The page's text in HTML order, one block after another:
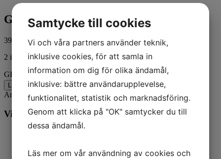
GROMMET @2
39,00 kr ink. moms
2 i lager
GROMMET @2 mängd
Lägg till i varukorg
Artikelnr:64872 Kategorier:Båt,Mercury
Vill du veta mer? Ring oss:
Samtycke till cookies
Vi och våra partners använder teknik,
inklusive cookies, för att samla in
information om dig för olika ändamål,
inklusive: bättre användarupplevelse,
funktionalitet, statistik och marknadsföring.
Genom att klicka på "OK" samtycker du till
dessa ändamål.
Läs mer om vår användning av cookies och